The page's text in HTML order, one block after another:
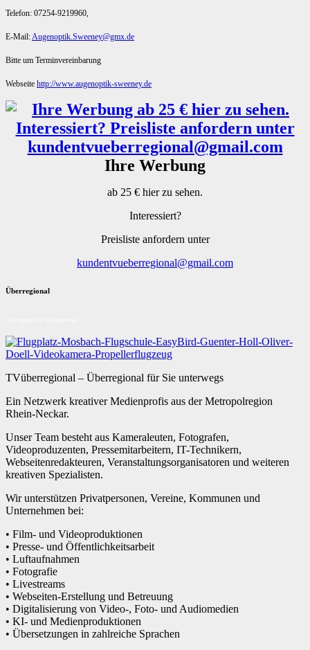
Telefon: 07254-9219960,
E-Mail: Augenoptik.Sweeney@gmx.de
Bitte um Terminvereinbarung
Webseite http://www.augenoptik-sweeney.de
Ihre Werbung
ab 25 € hier zu sehen.
Interessiert?
Preisliste anfordern unter
kundentvueberregional@gmail.com
Überregional
TVüberregional – Überregional für Sie unterwegs
Ein Netzwerk kreativer Medienprofis aus der Metropolregion
Rhein-Neckar.
Unser Team besteht aus Kameraleuten, Fotografen,
Videoproduzenten, Pressemitarbeitern, IT-Technikern,
Webseitenredakteuren, Veranstaltungsorganisatoren und weiteren
kreativen Spezialisten.
Wir unterstützen Privatpersonen, Vereine, Kommunen und
Unternehmen bei:
• Film- und Videoproduktionen
• Presse- und Öffentlichkeitsarbeit
• Luftaufnahmen
• Fotografie
• Livestreams
• Webseiten-Erstellung und Betreuung
• Digitalisierung von Video-, Foto- und Audiomedien
• KI- und Medienproduktionen
• Übersetzungen in zahlreiche Sprachen